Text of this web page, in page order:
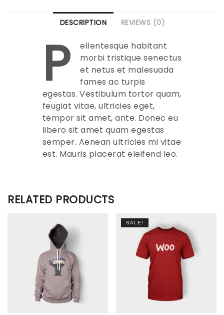
DESCRIPTION REVIEWS (0)
P
ellentesque habitant
morbi tristique senectus
et netus et malesuada
fames ac turpis
egestas. Vestibulum tortor quam,
feugiat vitae, ultricies eget,
tempor sit amet, ante. Donec eu
libero sit amet quam egestas
semper. Aenean ultricies mi vitae
est. Mauris placerat eleifend leo.
RELATED PRODUCTS
SALE!